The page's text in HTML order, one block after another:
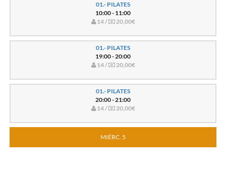
01.- PILATES
10:00 - 11:00
14 /
20,00€
01.- PILATES
19:00 - 20:00
14 /
20,00€
01.- PILATES
20:00 - 21:00
14 /
20,00€
MIÉRC. 5